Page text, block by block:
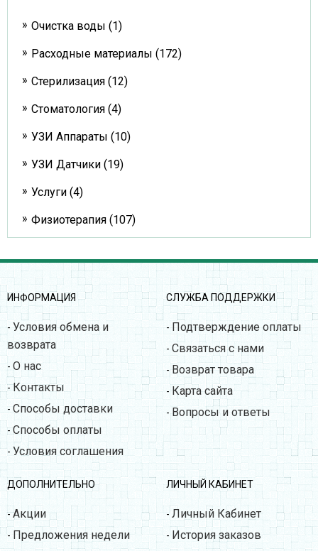
Очистка воды (1)
Расходные материалы (172)
Стерилизация (12)
Стоматология (4)
УЗИ Аппараты (10)
УЗИ Датчики (19)
Услуги (4)
Физиотерапия (107)
ИНФОРМАЦИЯ
- Условия обмена и
возврата
- О нас
-Контакты
- Способы доставки
-Способы оплаты
- Условия соглашения
СЛУЖБА ПОДДЕРЖКИ
-Подтверждение оплаты
- Связаться с нами
-Возврат товара
-Карта сайта
-Вопросы и ответы
ДОПОЛНИТЕЛЬНО
-Акции
- Предложения недели
ЛИЧНЫЙ КАБИНЕТ
- Личный Кабинет
- История заказов